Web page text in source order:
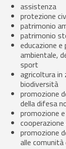
assistenza
protezione
patrimonio
patrimonio
educazione
ambientale,
sport
agricoltura in
biodiversità
promozione
della difesa
promozione
promozione
alle comunità